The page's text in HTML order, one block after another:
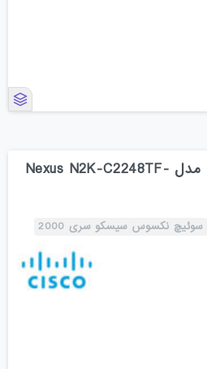
سوئیچ نکسوس سیسکو مدل Nexus N2K-C2248TF-
سوئیچ نکسوس سیسکو سری 2000